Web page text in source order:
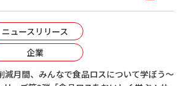
ニュースリリース
企業
減月間、みんなで食品ロスについて学ぼう～